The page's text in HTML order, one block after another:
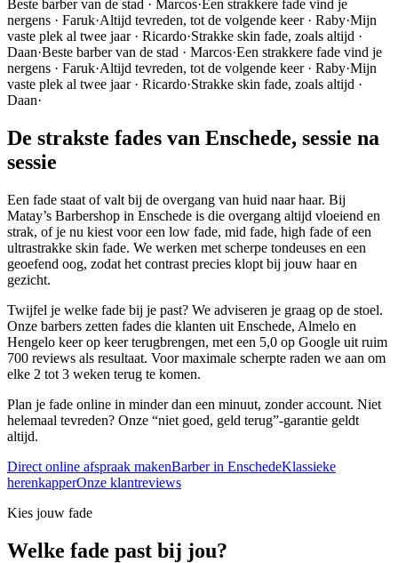
Beste barber van de stad · Marcos·Een strakkere fade vind je
nergens · Faruk·Altijd tevreden, tot de volgende keer · Raby·Mijn
vaste plek al twee jaar · Ricardo·Strakke skin fade, zoals altijd ·
Daan·Beste barber van de stad · Marcos·Een strakkere fade vind je
nergens · Faruk·Altijd tevreden, tot de volgende keer · Raby·Mijn
vaste plek al twee jaar · Ricardo·Strakke skin fade, zoals altijd ·
Daan·
De strakste fades van Enschede, sessie na
sessie
Een fade staat of valt bij de overgang van huid naar haar. Bij
Matay’s Barbershop in Enschede is die overgang altijd vloeiend en
strak, of je nu kiest voor een low fade, mid fade, high fade of een
ultrastrakke skin fade. We werken met scherpe tondeuses en een
geoefend oog, zodat het contrast precies klopt bij jouw haar en
gezicht.
Twijfel je welke fade bij je past? We adviseren je graag op de stoel.
Onze barbers zetten fades die klanten uit Enschede, Almelo en
Hengelo keer op keer terugbrengen, met een 5,0 op Google uit ruim
700 reviews als resultaat. Voor maximale scherpte raden we aan om
elke 2 tot 3 weken terug te komen.
Plan je fade online in minder dan een minuut, zonder account. Niet
helemaal tevreden? Onze “niet goed, geld terug”-garantie geldt
altijd.
Direct online afspraak makenBarber in EnschedeKlassieke
herenkapperOnze klantreviews
Kies jouw fade
Welke fade past bij jou?